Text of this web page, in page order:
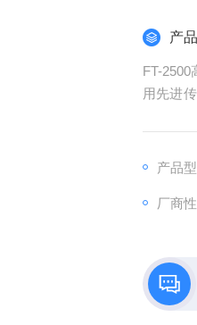
产
FT-
用先进
便捷，
产品
厂商